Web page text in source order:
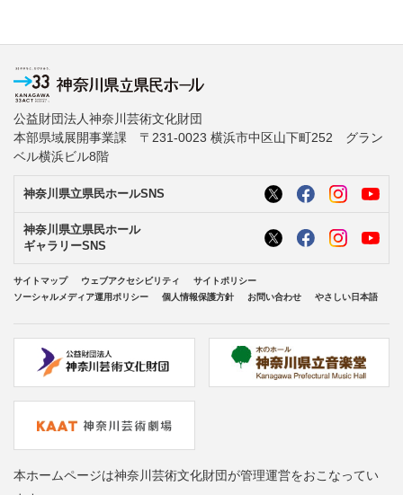
公益財団法人神奈川芸術文化財団
本部県域展開事業課 〒231-0023 横浜市中区山下町252 グラン
ベル横浜ビル8階
神奈川県立県民ホールSNS
神奈川県立県民ホール
ギャラリーSNS
サイトマップ ウェブアクセシビリティ
サイトポリシー
ソーシャルメディア運用ポリシー
個人情報保護方針 お問い合わせ やさしい日本語
本ホームページは神奈川芸術文化財団が管理運営をおこなってい